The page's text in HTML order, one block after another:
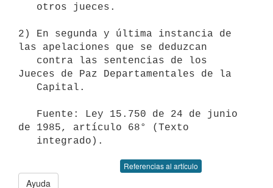
2) En segunda y última instancia de
las apelaciones que se deduzcan
Jueces de Paz Departamentales de la
de 1985, artículo 68° (Texto
Referencias al artículo
Ayuda